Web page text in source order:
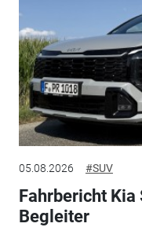
05.08.2026 #SUV
Fahrbericht
Begleiter